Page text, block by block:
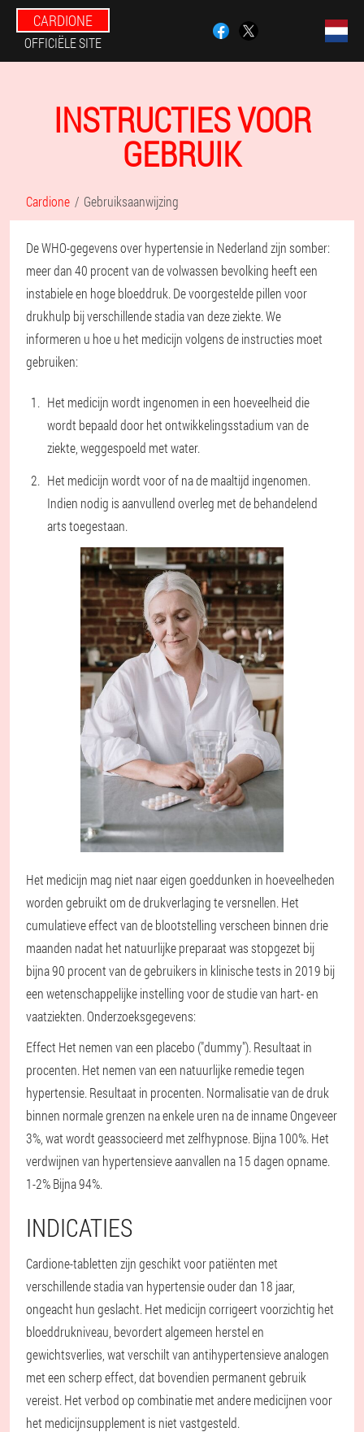
CARDIONE
OFFICIËLE SITE
INSTRUCTIES VOOR
GEBRUIK
Cardione Gebruiksaanwijzing
De WHO-gegevens over hypertensie in Nederland zijn somber:
meer dan 40 procent van de volwassen bevolking heeft een
instabiele en hoge bloeddruk. De voorgestelde pillen voor
drukhulp bij verschillende stadia van deze ziekte. We
informeren u hoe u het medicijn volgens de instructies moet
gebruiken:
Het medicijn wordt ingenomen in een hoeveelheid die
wordt bepaald door het ontwikkelingsstadium van de
ziekte, weggespoeld met water.
Het medicijn wordt voor of na de maaltijd ingenomen.
Indien nodig is aanvullend overleg met de behandelend
arts toegestaan.
Het medicijn mag niet naar eigen goeddunken in hoeveelheden
worden gebruikt om de drukverlaging te versnellen. Het
cumulatieve effect van de blootstelling verscheen binnen drie
maanden nadat het natuurlijke preparaat was stopgezet bij
bijna 90 procent van de gebruikers in klinische tests in 2019 bij
een wetenschappelijke instelling voor de studie van hart- en
vaatziekten. Onderzoeksgegevens:
Effect Het nemen van een placebo ("dummy"). Resultaat in
procenten. Het nemen van een natuurlijke remedie tegen
hypertensie. Resultaat in procenten. Normalisatie van de druk
binnen normale grenzen na enkele uren na de inname Ongeveer
3%, wat wordt geassocieerd met zelfhypnose. Bijna 100%. Het
verdwijnen van hypertensieve aanvallen na 15 dagen opname.
1-2% Bijna 94%.
INDICATIES
Cardione-tabletten zijn geschikt voor patiënten met
verschillende stadia van hypertensie ouder dan 18 jaar,
ongeacht hun geslacht. Het medicijn corrigeert voorzichtig het
bloeddrukniveau, bevordert algemeen herstel en
gewichtsverlies, wat verschilt van antihypertensieve analogen
met een scherp effect, dat bovendien permanent gebruik
vereist. Het verbod op combinatie met andere medicijnen voor
het medicijnsupplement is niet vastgesteld.